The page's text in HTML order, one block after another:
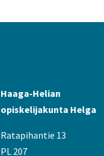
Haaga-Helian
opiskelijakunta Helga
Ratapihantie 13
PL 207